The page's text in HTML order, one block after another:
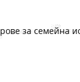
за семейна